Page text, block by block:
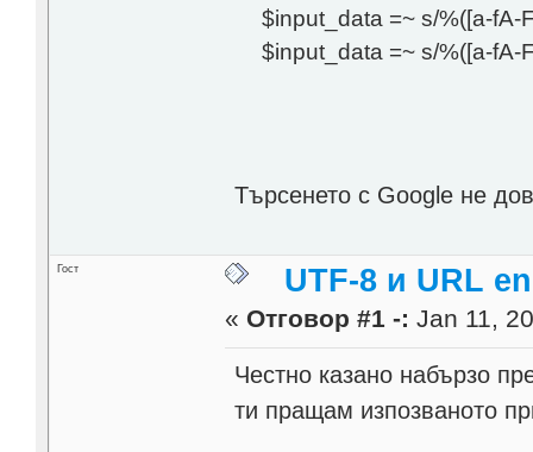
$input_data =~ s/%([a-fA-
$input_data =~ s/%([a-fA-
Търсенето с Google не
Гост UTF-8 и URL
« Отговор #1 -: Jan 11,
Честно казано набързо
ти пращам изпозваното